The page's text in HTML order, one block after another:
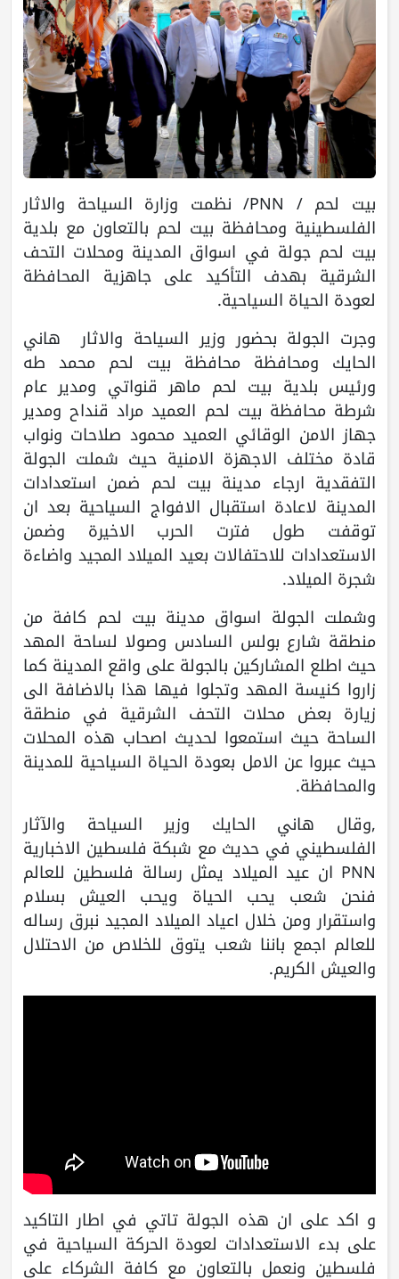
بيت لحم / PNN/ نظمت وزارة السياحة والاثار
الفلسطينية ومحافظة بيت لحم بالتعاون مع بلدية
بيت لحم جولة في اسواق المدينة ومحلات التحف
الشرقية بهدف التأكيد على جاهزية المحافظة
لعودة الحياة السياحية.
وجرت الجولة بحضور وزير السياحة والاثار هاني
الحايك ومحافظة محافظة بيت لحم محمد طه
ورئيس بلدية بيت لحم ماهر قنواتي ومدير عام
شرطة محافظة بيت لحم العميد مراد قنداح ومدير
جهاز الامن الوقائي العميد محمود صلاحات ونواب
قادة مختلف الاجهزة الامنية حيث شملت الجولة
التفقدية ارجاء مدينة بيت لحم ضمن استعدادات
المدينة لاعادة استقبال الافواج السياحية بعد ان
توقفت طول فترت الحرب الاخيرة وضمن
الاستعدادات للاحتفالات بعيد الميلاد المجيد واضاءة
شجرة الميلاد.
وشملت الجولة اسواق مدينة بيت لحم كافة من
منطقة شارع بولس السادس وصولا لساحة المهد
حيث اطلع المشاركين بالجولة على واقع المدينة كما
زاروا كنيسة المهد وتجلوا فيها هذا بالاضافة الى
زيارة بعض محلات التحف الشرقية في منطقة
الساحة حيث استمعوا لحديث اصحاب هذه المحلات
حيث عبروا عن الامل بعودة الحياة السياحية للمدينة
والمحافظة.
,وقال هاني الحايك وزير السياحة والآثار
الفلسطيني في حديث مع شبكة فلسطين الاخبارية
PNN ان عيد الميلاد يمثل رسالة فلسطين للعالم
فنحن شعب يحب الحياة ويحب العيش بسلام
واستقرار ومن خلال اعياد الميلاد المجيد نبرق رساله
للعالم اجمع باننا شعب يتوق للخلاص من الاحتلال
والعيش الكريم.
و اكد على ان هذه الجولة تاتي في اطار التاكيد
على بدء الاستعدادات لعودة الحركة السياحية في
فلسطين ونعمل بالتعاون مع كافة الشركاء على